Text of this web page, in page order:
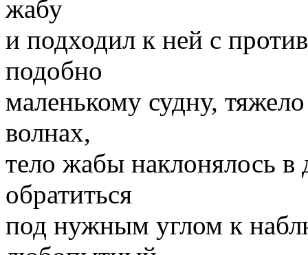
жабу
и подходил к ней с
подобно
маленькому судну,
волнах,
тело жабы наклонялось в
обратиться
под нужным углом к